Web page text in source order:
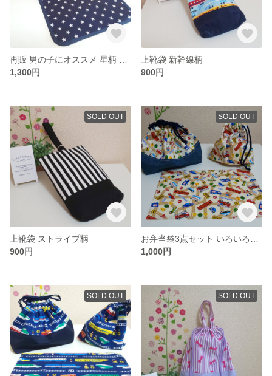
1,300円
上靴袋 新幹線柄
900円
SOLD OUT
上靴袋 ストライプ柄
900円
SOLD OUT
1,000円
SOLD OUT SOLD OUT